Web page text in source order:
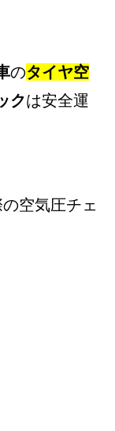
のタイヤ空
クは安全運
空気圧チェ